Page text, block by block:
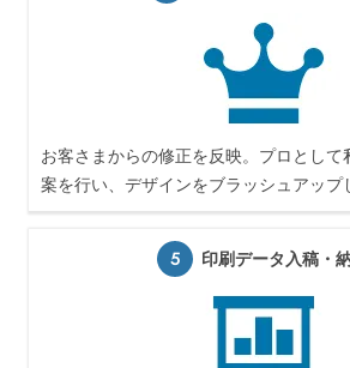
お客さまからの修正を反映。プロとして
案を行い、デザインをブラッシュアップ
5 印刷データ入稿・